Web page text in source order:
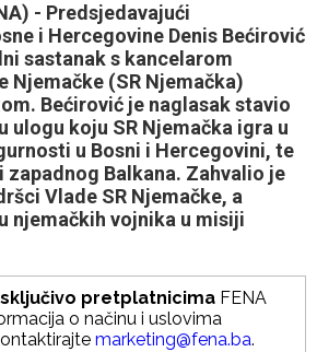
- Predsjedavajući
i Hercegovine Denis Bećirović
sastanak s kancelarom
Njemačke (SR Njemačka)
Bećirović je naglasak stavio
ulogu koju SR Njemačka igra u
u Bosni i Hercegovini, te
Balkana. Zahvalio je
Vlade SR Njemačke, a
njemačkih vojnika u misiji
pretplatnicima FENA
o načinu i uslovima
marketing@fena.ba.